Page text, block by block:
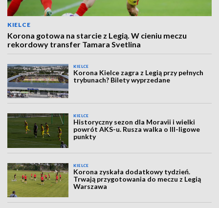
KIELCE
Korona gotowa na starcie z Legią. W cieniu meczu
rekordowy transfer Tamara Svetlina
KIELCE
Korona Kielce zagra z Legią przy pełnych
trybunach? Bilety wyprzedane
KIELCE
Historyczny sezon dla Moravii i wielki
powrót AKS-u. Rusza walka o III-ligowe
punkty
KIELCE
Korona zyskała dodatkowy tydzień.
Trwają przygotowania do meczu z Legią
Warszawa